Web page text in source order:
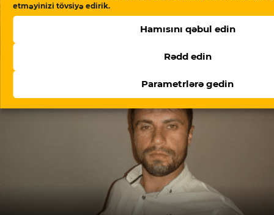
etməyinizi tövsiyə edirik.
Hamısını qəbul edin
Rədd edin
Parametrlərə gedin
Əhali dollardan uzaqlaşır: bankların isə dollar satışı
kəskin aşağı düşüb